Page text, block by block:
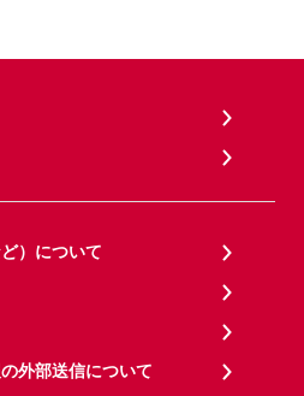
）について
外部送信について